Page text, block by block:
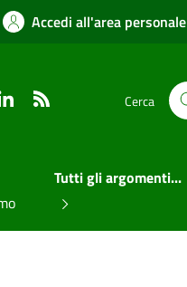
Accedi all'area personale
LinkedIn Cerca
Tutti gli argomenti...